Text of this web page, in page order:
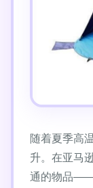
随着夏季高
升。在亚马
通的物品——